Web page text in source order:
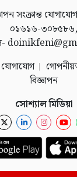
সংক্রান্ত
০১৬১৬-৩০৮৫৮৬,
যোগাযোগ
বিজ্ঞাপন
সোশ্যাল মিডিয়া